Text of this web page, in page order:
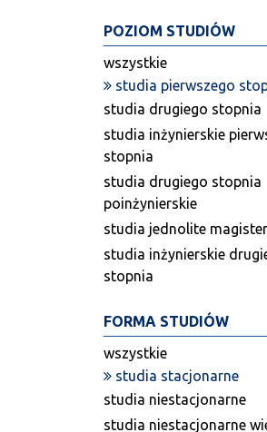
POZIOM STUDIÓW
wszystkie
studia pierwszego
studia drugiego stopnia
studia inżynierskie
stopnia
studia drugiego stopnia
poinżynierskie
studia jednolite
studia inżynierskie
stopnia
FORMA STUDIÓW
wszystkie
studia stacjonarne
studia niestacjonarne
studia niestacjonarne